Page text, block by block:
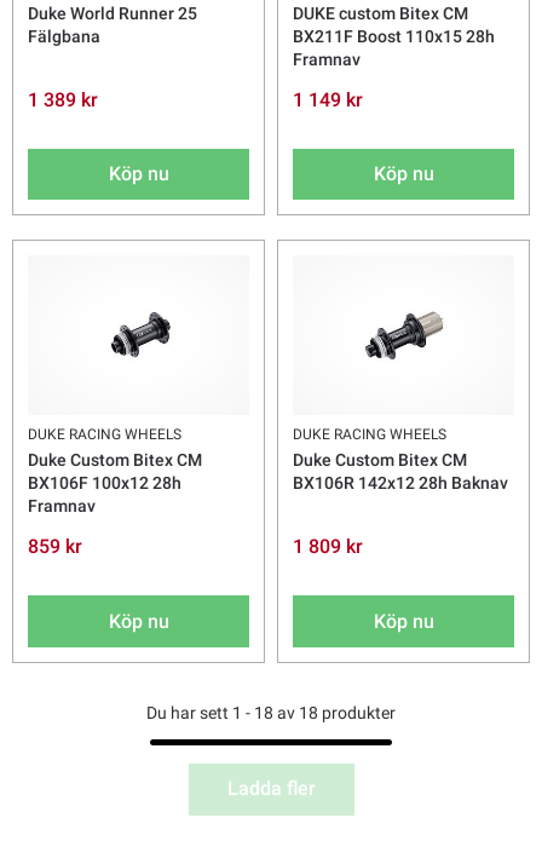
Duke World Runner 25
Fälgbana
1 389 kr
Köp nu
DUKE custom Bitex CM
BX211F Boost 110x15 28h
Framnav
1 149 kr
Köp nu
DUKE RACING WHEELS
Duke Custom Bitex CM
BX106F 100x12 28h
Framnav
859 kr
Köp nu
DUKE RACING WHEELS
Duke Custom Bitex CM
BX106R 142x12 28h Baknav
1 809 kr
Köp nu
Du har sett 1 - 18 av 18 produkter
Ladda fler